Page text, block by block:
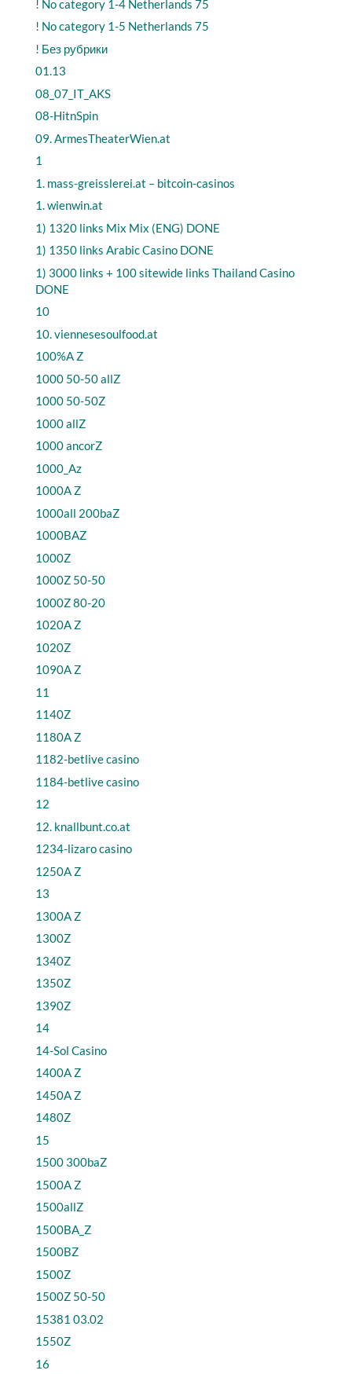
! No category 1-4 Netherlands 75
! No category 1-5 Netherlands 75
! Без рубрики
01.13
08_07_IT_AKS
08-HitnSpin
09. ArmesTheaterWien.at
1
1. mass-greisslerei.at – bitcoin-casinos
1. wienwin.at
1) 1320 links Mix Mix (ENG) DONE
1) 1350 links Arabic Casino DONE
1) 3000 links + 100 sitewide links Thailand Casino
DONE
10
10. viennesesoulfood.at
100%A Z
1000 50-50 allZ
1000 50-50Z
1000 allZ
1000 ancorZ
1000_Az
1000A Z
1000all 200baZ
1000BAZ
1000Z
1000Z 50-50
1000Z 80-20
1020A Z
1020Z
1090A Z
11
1140Z
1180A Z
1182-betlive casino
1184-betlive casino
12
12. knallbunt.co.at
1234-lizaro casino
1250A Z
13
1300A Z
1300Z
1340Z
1350Z
1390Z
14
14-Sol Casino
1400A Z
1450A Z
1480Z
15
1500 300baZ
1500A Z
1500allZ
1500BA_Z
1500BZ
1500Z
1500Z 50-50
15381 03.02
1550Z
16